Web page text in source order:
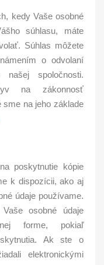
kedy Vaše osobné
súhlasu, máte
Súhlas môžete
o odvolaní
spoločnosti.
na zákonnosť
sme na jeho základe
poskytnutie kópie
k dispozícii, ako aj
údaje používame.
osobné údaje
forme, pokiaľ
Ak ste o
elektronickými